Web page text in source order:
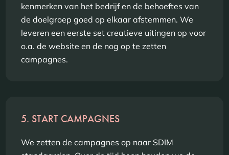
kenmerken van het bedrijf en de behoeftes van
de doelgroep goed op elkaar afstemmen. We
leveren een eerste set creatieve uitingen op voor
o.a. de website en de nog op te zetten
campagnes.
5. START CAMPAGNES
We zetten de campagnes op naar SDIM